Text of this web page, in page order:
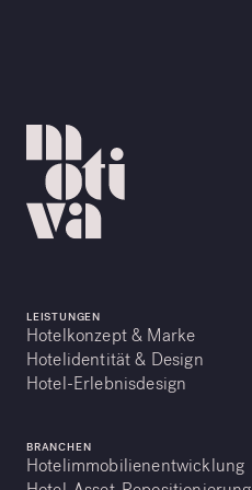
LEISTUNGEN
Hotelkonzept & Marke
Hotelidentität & Design
Hotel-Erlebnisdesign
BRANCHEN
Hotelimmobilienentwicklung